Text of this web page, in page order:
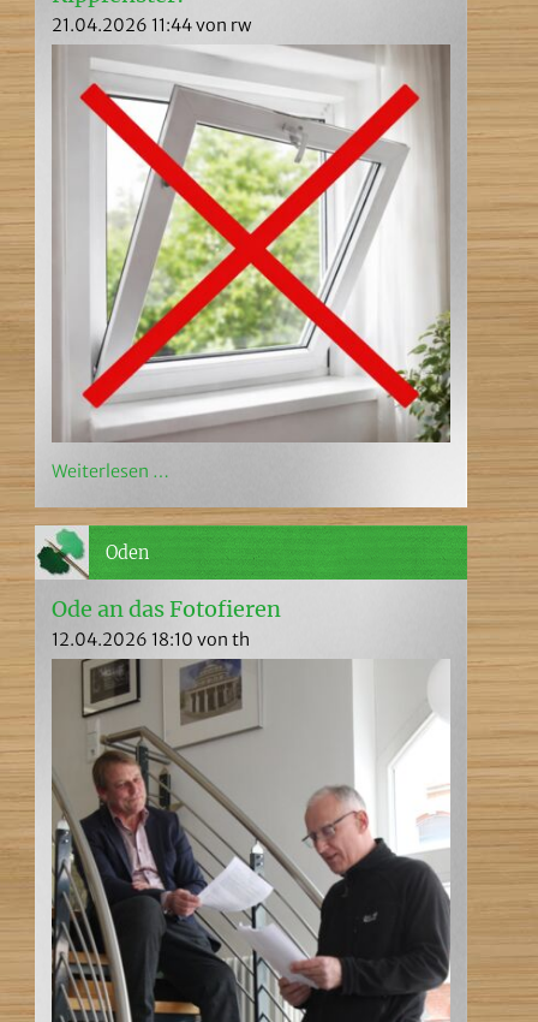
21.04.2026 11:44von rw
Weiterlesen …
Oden
Ode an das Fotofieren
12.04.2026 18:10 von th